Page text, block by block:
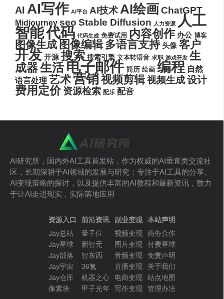
AI AI写作 AI平台 AI技术 AI绘画ChatGPT
Midjourney seo Stable Diffusion 人力资源 人工
智能代码 代码生成 免费试用 内容创作 办公 博客
图像生成 图像编辑 多语言支持 头像 客户
开发 开源 搜索 搜索引擎 文本转语音 求职 游戏开发 生
成器生活电子邮件 简历 绘画 编程 自然
语言处理 艺术营销视频剪辑视频生成设计
费用定价 资源检索 配乐 配音
AI研究所，国内外AI工具首发站，作为权威的AI垂直类交流社
区，长期深耕于AI领域的发展与研究；专注于AI工具的分享、
AI变现策略的探讨，以及提供丰富的AI教程和最新资讯，致力
于让AI走进现实，实际落地应用
资源入口
Jay总站
Jay星球
Jay部落
Jay宇宙
Jay仓库
像素块
前沿资讯
量子位
新智元
智东西
36氪
机器之心
甲子光年
副业变现
视频变现
图片变现
音频变现
直播变现
电商变现
写作变现
本站声明
商务合作
付费星球
免责声明
关于我们
站点地图
管理办法